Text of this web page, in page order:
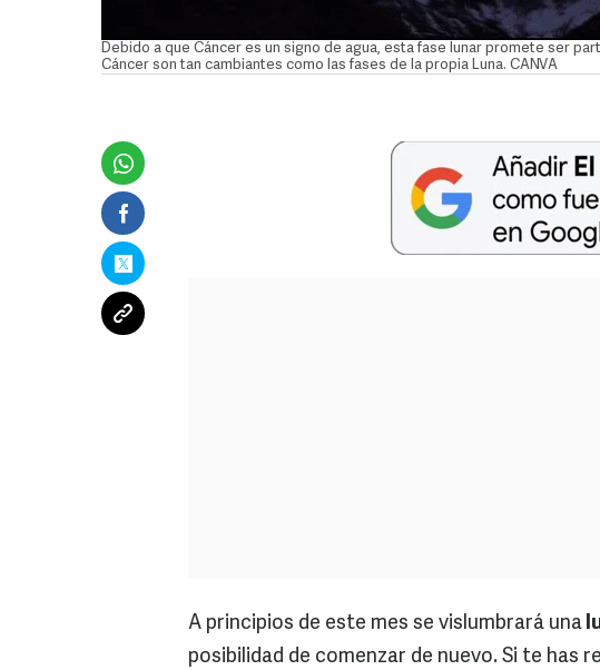
Debido a que Cáncer es un signo de agua, esta fase lunar promete ser
Cáncer son tan cambiantes como las fases de la propia Luna. CANVA
A principios de este mes se vislumbrará una
posibilidad de comenzar de nuevo. Si te has